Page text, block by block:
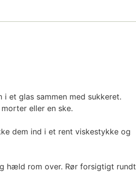
et glas sammen med sukkeret.
eller en ske.
dem ind i et rent viskestykke og
hæld rom over. Rør forsigtigt rundt